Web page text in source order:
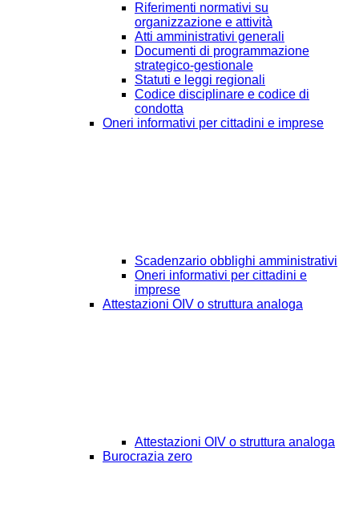
Riferimenti normativi su
organizzazione e attività
Atti amministrativi generali
Documenti di programmazione
strategico-gestionale
Statuti e leggi regionali
Codice disciplinare e codice di
condotta
Oneri informativi per cittadini e imprese
Scadenzario obblighi amministrativi
Oneri informativi per cittadini e
imprese
Attestazioni OIV o struttura analoga
Attestazioni OIV o struttura analoga
Burocrazia zero